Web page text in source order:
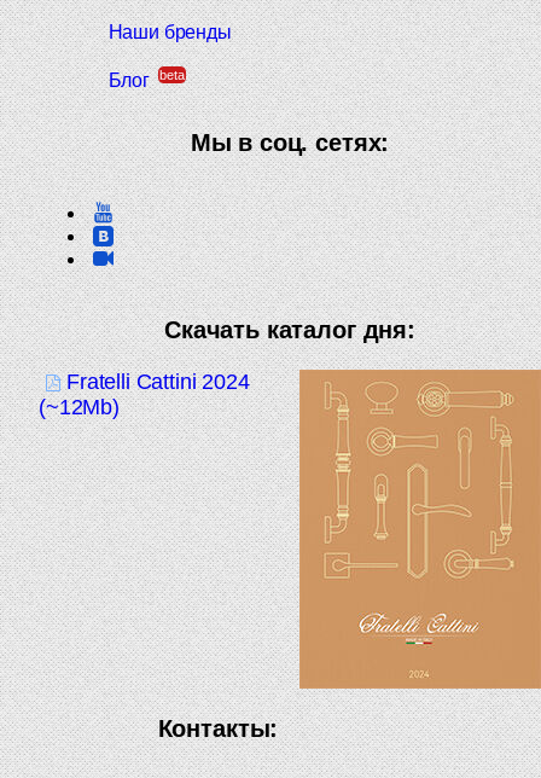
Наши бренды
Блог beta
Мы в соц. сетях:
Скачать каталог дня:
Fratelli Cattini 2024
(~12Mb)
Контакты: